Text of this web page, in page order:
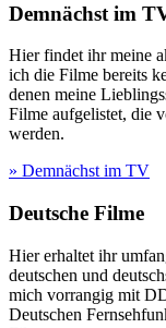
Demnächst im
Hier findet ihr meine
ich die Filme bereits
denen meine
Filme aufgelistet, die
werden.
» Demnächst im TV
Deutsche Filme
Hier erhaltet ihr
deutschen und
mich vorrangig mit
Deutschen